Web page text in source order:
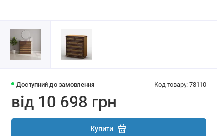
Доступний до замовлення Код товару: 78110
від 10 698 грн
Купити